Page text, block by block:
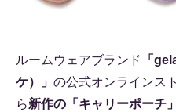
ルームウェアブランド
「
ケ）」 の公式オンラインス
ら新作の「キャリーポーチ」